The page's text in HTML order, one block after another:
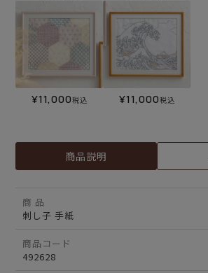
¥11,000税込 ¥11,000税込
商品説明
商 品
刺し子 手紙
商品コード
492628